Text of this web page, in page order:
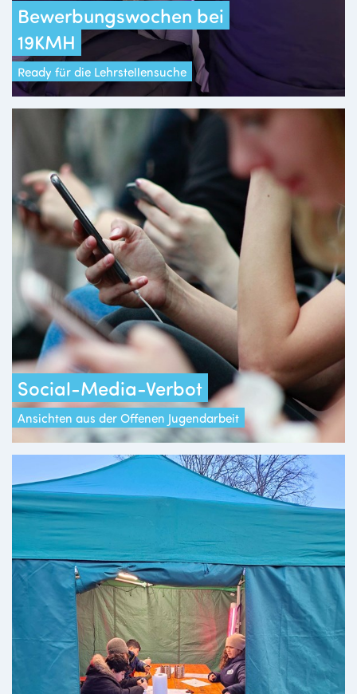
Bewerbungswochen bei
19KMH
Ready für die Lehrstellensuche
Social-Media-Verbot
Ansichten aus der Offenen Jugendarbeit